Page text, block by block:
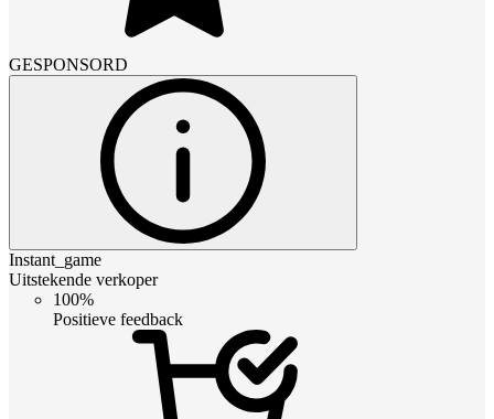
GESPONSORD
Instant_game
Uitstekende verkoper
100%
Positieve feedback